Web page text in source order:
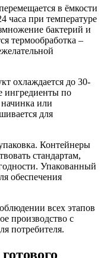
в ёмкости
часа при температуре
бактерий и
термообработка –
охлаждается до 30-
ингредиенты по
или
для
Контейнеры
стандартам,
Упакованный
обеспечения
всех этапов
производство с
потребителя.